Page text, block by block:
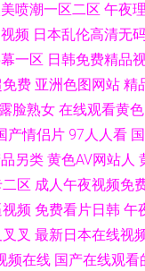
喷潮一区二区 午夜
频 日本乱伦高清无
一区 日韩免费精品
费 亚洲色图网站 精
脸熟女 在线观看黄
产情侣片 97人人看
另类 黄色AV网站人
区 成人午夜视频免
频 免费看片日韩 午
叉 最新日本在线视
频在线 国产在线观看